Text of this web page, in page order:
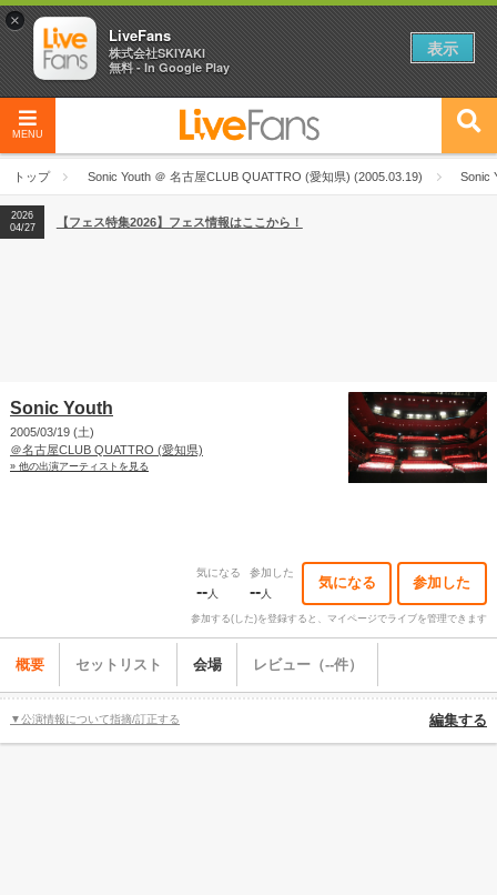
MENU
トップ Sonic Youth ＠ 名古屋CLUB QUATTRO (愛知県) (2005.03.19) Sonic
2026
04/27
2026
【ライブ動員ランキング】2026年上半期編発表！
2026
04/27
【フェス特集2026】フェス情報はここから！
Sonic Youth
2005/03/19 (土)
＠名古屋CLUB QUATTRO (愛知県)
» 他の出演アーティストを見る
気になる
--人
参加した
--人
気になる 参加した
参加する(した)を登録すると、マイページでライブを管理できます
概要 セットリスト 会場 レビュー（--件）
▼公演情報について指摘/訂正する 編集する
×
LiveFans
株式会社SKIYAKI
無料 - In Google Play
表示